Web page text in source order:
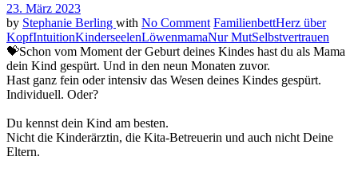
23. März 2023
by Stephanie Berling with No Comment FamilienbettHerz über
KopfIntuitionKinderseelenLöwenmamaNur MutSelbstvertrauen
💝Schon vom Moment der Geburt deines Kindes hast du als Mama
dein Kind gespürt. Und in den neun Monaten zuvor.
Hast ganz fein oder intensiv das Wesen deines Kindes gespürt.
Individuell. Oder?
Du kennst dein Kind am besten.
Nicht die Kinderärztin, die Kita-Betreuerin und auch nicht Deine
Eltern.